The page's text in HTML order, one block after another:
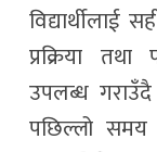
विद्यार्थीलाई
प्रक्रिया
उपलब्ध
पछिल्लो समय